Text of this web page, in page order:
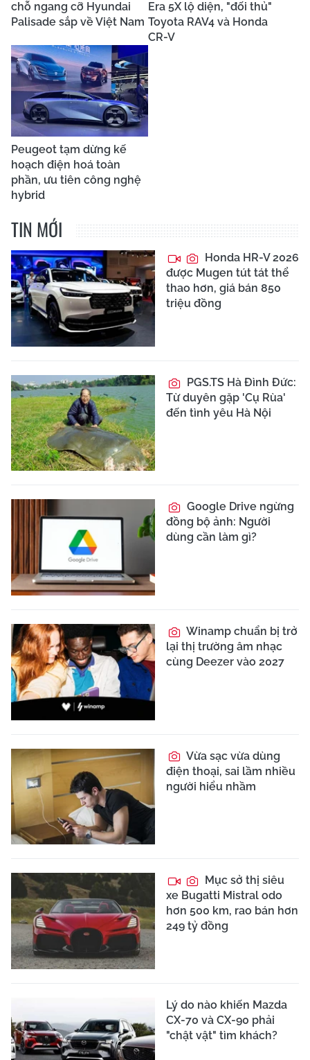
chỗ ngang cỡ Hyundai
Palisade sắp về Việt Nam
Era 5X lộ diện, "đối thủ"
Toyota RAV4 và Honda
CR-V
Peugeot tạm dừng kế
hoạch điện hoá toàn
phần, ưu tiên công nghệ
hybrid
TIN MỚI
Honda HR-V 2026
được Mugen tút tát thể
thao hơn, giá bán 850
triệu đồng
PGS.TS Hà Đình Đức:
Từ duyên gặp 'Cụ Rùa'
đến tình yêu Hà Nội
Google Drive ngừng
đồng bộ ảnh: Người
dùng cần làm gì?
Winamp chuẩn bị trở
lại thị trường âm nhạc
cùng Deezer vào 2027
Vừa sạc vừa dùng
điện thoại, sai lầm nhiều
người hiểu nhầm
Mục sở thị siêu
xe Bugatti Mistral odo
hơn 500 km, rao bán hơn
249 tỷ đồng
Lý do nào khiến Mazda
CX-70 và CX-90 phải
"chật vật" tìm khách?